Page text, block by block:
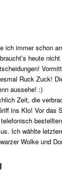
ich immer schon
heute
Ruck Zuck!
aussehe! :)
Zeit, die
ins Klo! Vor
Ich wählte
Wolke und